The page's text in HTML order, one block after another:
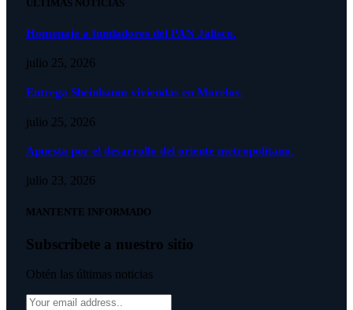
ÚLTIMAS NOTICIAS
Homenaje a fundadores del PAN Jalisco.
julio 25, 2026
Entrega Sheinbaum viviendas en Morelos.
julio 25, 2026
Apuesta por el desarrollo del oriente metropolitano.
julio 23, 2026
MANTENTE INFORMADO
Subscríbete a nuestro sitio
Obtén las últimas noticias